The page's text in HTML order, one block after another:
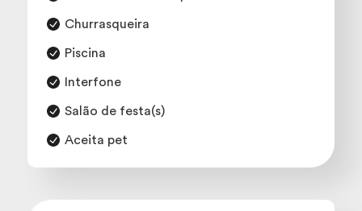
Churrasqueira
Piscina
Interfone
Salão de festa(s)
Aceita pet